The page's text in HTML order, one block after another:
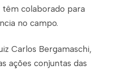
colaborado para
no campo.
Carlos Bergamaschi,
ações conjuntas das